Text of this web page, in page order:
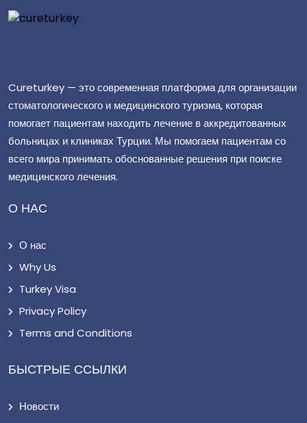
Cureturkey — это современная платформа для организации
стоматологического и медицинского туризма, которая
помогает пациентам находить лечение в аккредитованных
больницах и клиниках Турции. Мы помогаем пациентам со
всего мира принимать обоснованные решения при поиске
медицинского лечения.
О НАС
О нас
Why Us
Turkey Visa
Privacy Policy
Terms and Conditions
БЫСТРЫЕ ССЫЛКИ
Новости